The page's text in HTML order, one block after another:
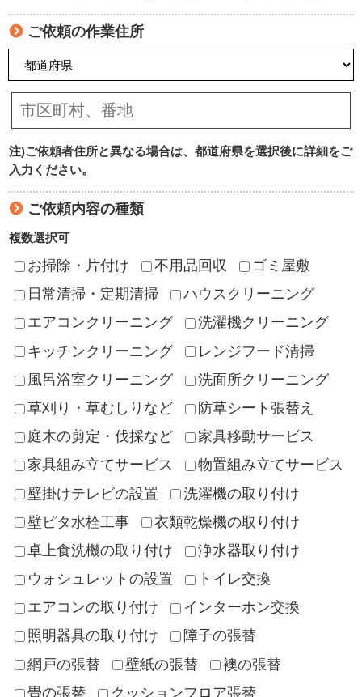
ご依頼の作業住所
注)ご依頼者住所と異なる場合は、都道府県を選択後に詳細をご
入力ください。
ご依頼内容の種類
複数選択可
お掃除・片付け 不用品回収
ゴミ屋敷
日常清掃・定期清掃
ハウスクリーニング
エアコンクリーニング
洗濯機クリーニング
キッチンクリーニング
レンジフード清掃
風呂浴室クリーニング
洗面所クリーニング
草刈り・草むしりなど
防草シート張替え
庭木の剪定・伐採など
家具移動サービス
家具組み立てサービス
物置組み立てサービス
壁掛けテレビの設置
洗濯機の取り付け
壁ピタ水栓工事
衣類乾燥機の取り付け
卓上食洗機の取り付け
浄水器取り付け
ウォシュレットの設置
トイレ交換
エアコンの取り付け
インターホン交換
照明器具の取り付け
障子の張替
網戸の張替
壁紙の張替
襖の張替
畳の張替
クッションフロア張替